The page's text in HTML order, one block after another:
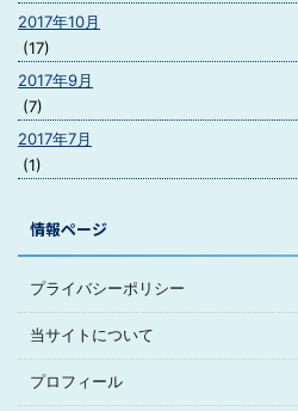
2017年10月
(17)
2017年9月
(7)
2017年7月
(1)
情報ページ
プライバシーポリシー
当サイトについて
プロフィール